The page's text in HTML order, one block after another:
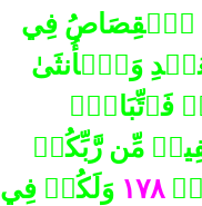
ٱلۡقِصَاصُ فِي
وَٱلۡأُنثَىٰ
فَٱتِّبَاعُۢ
مِّن رَّبِّكُمۡ
١٧٨ وَلَكُمۡ فِي